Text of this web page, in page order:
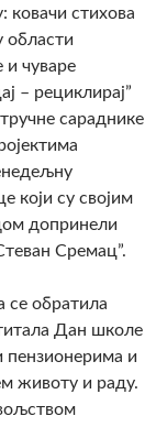
ковачи стихова
области
и чуваре
– рециклирај”
сараднике
који су својим
допринели
Сремац”.
се обратила
Дан школе
пензионерима и
животу и раду.